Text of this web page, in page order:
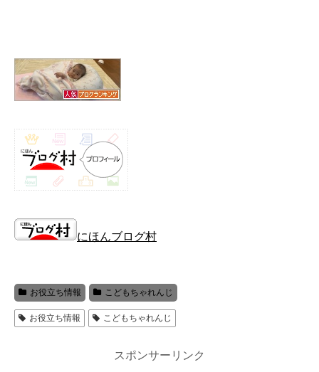
にほんブログ村
お役立ち情報 こどもちゃれんじ
お役立ち情報 こどもちゃれんじ
スポンサーリンク